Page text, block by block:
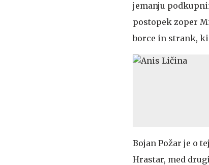
jemanju
postopek zoper
borce in strank,
Bojan Požar je o
Hrastar, med